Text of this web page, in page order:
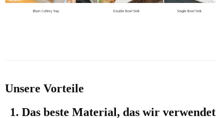
Unsere Vorteile
1. Das beste Material, das wir verwendet